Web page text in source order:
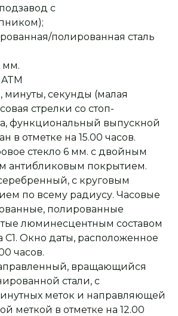
с
полированная сталь
мм.
секунды (малая
стрелки со стоп-
функциональный выпускной
в отметке на 15.00 часов.
стекло 6 мм. с двойным
антибликовым покрытием.
с круговым
по всему радиусу. Часовые
полированные
люминесцентным составом
С1. Окно даты, расположенное
часов.
вращающийся
стали, с
меток и направляющей
меткой в отметке на 12.00